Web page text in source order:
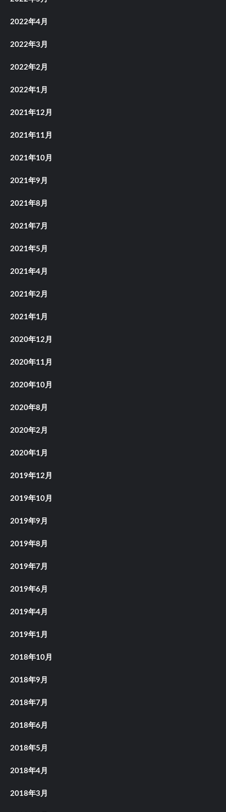
2022年4月
2022年3月
2022年2月
2022年1月
2021年12月
2021年11月
2021年10月
2021年9月
2021年8月
2021年7月
2021年5月
2021年4月
2021年2月
2021年1月
2020年12月
2020年11月
2020年10月
2020年8月
2020年2月
2020年1月
2019年12月
2019年10月
2019年9月
2019年8月
2019年7月
2019年6月
2019年4月
2019年1月
2018年10月
2018年9月
2018年7月
2018年6月
2018年5月
2018年4月
2018年3月